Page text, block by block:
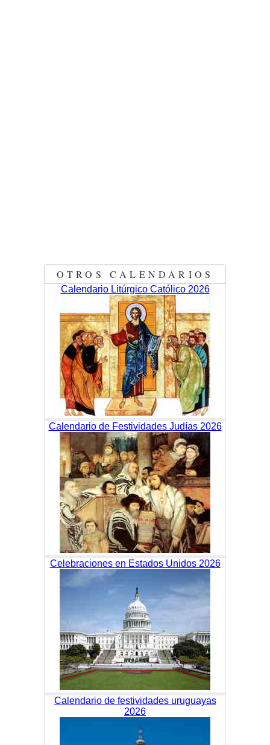
OTROS CALENDARIOS
Calendario Litúrgico Católico 2026
Calendario de Festividades Judías 2026
Celebraciones en Estados Unidos 2026
Calendario de festividades uruguayas
2026